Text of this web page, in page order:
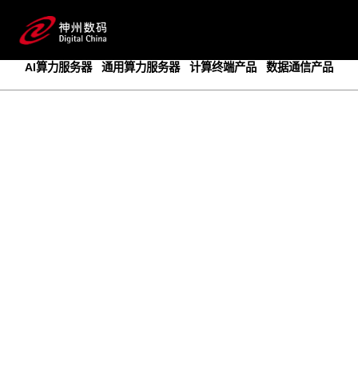
AI算力服务器
通用算力服务器 计算终端产品 数据通信产品